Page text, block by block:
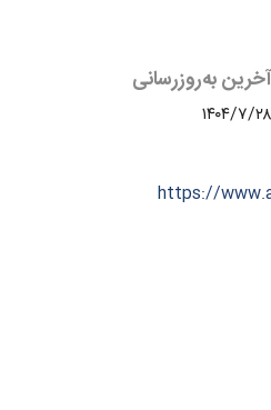
آخرین به‌روزرسانی
۱۴۰۴/۷/۲۸
https://